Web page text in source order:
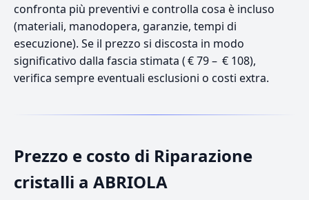
confronta più preventivi e controlla cosa è incluso
(materiali, manodopera, garanzie, tempi di
esecuzione). Se il prezzo si discosta in modo
significativo dalla fascia stimata ( € 79 – € 108),
verifica sempre eventuali esclusioni o costi extra.
Prezzo e costo di Riparazione
cristalli a ABRIOLA